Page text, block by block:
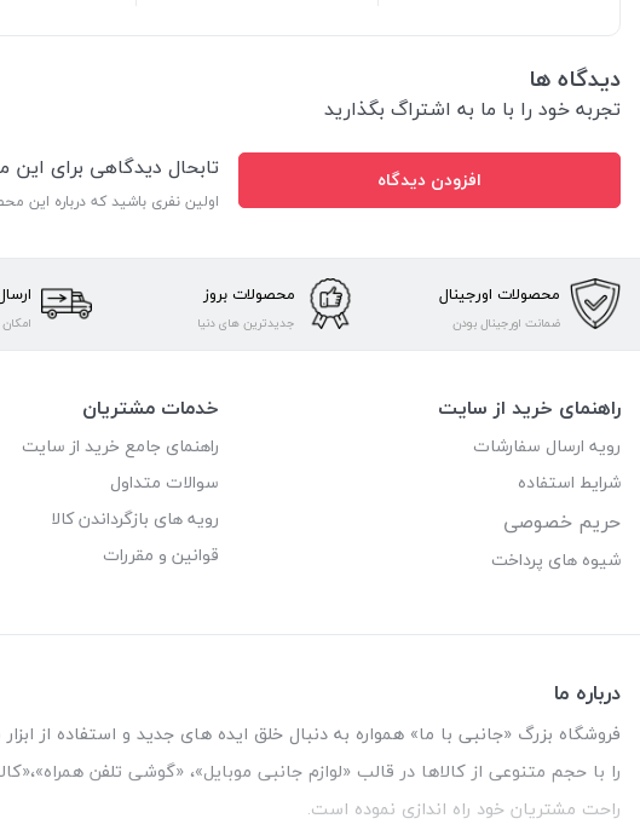
دیدگاه ها
تجربه خود را با ما به اشتراگ بگذارید
افزودن دیدگاه تابحال دیدگاهی برای
اولین نفری باشید که درباره این
محصولات اورجینال
ضمانت اورجینال بودن
محصولات بروز
جدیدترین های دنیا
راهنمای خرید از سایت
رویه ارسال سفارشات
شرایط استفاده
حریم خصوصی
شیوه های پرداخت
خدمات مشتریان
راهنمای جامع خرید از سایت
سوالات متداول
رویه های بازگرداندن کالا
قوانین و مقررات
درباره ما
فروشگاه بزرگ «جانبی با ما» همواره به دنبال خلق ایده های جدید و استفاده از
را با حجم متنوعی از کالاها در قالب «لوازم جانبی موبایل»، «گوشی تلفن
راحت مشتریان خود راه اندازی نموده است.